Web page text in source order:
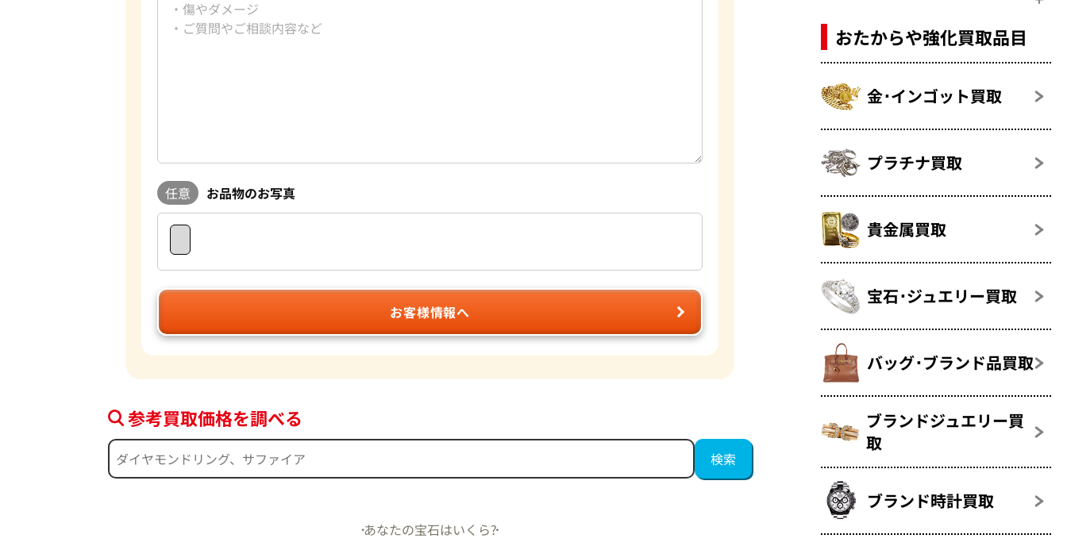
任意 お品物のお写真
お客様情報へ
参考買取価格を調べる
あなたの宝石はいくら?
おたからや強化買取品目
金･インゴット買取
プラチナ買取
貴金属買取
宝石･ジュエリー買取
バッグ･ブランド品買取
ブランドジュエリー買
取
ブランド時計買取